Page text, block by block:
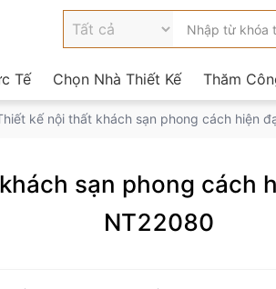
Tế Chọn Nhà Thiết Kế Thăm
kế nội thất khách sạn phong cách hiện
sạn phong cách
NT22080